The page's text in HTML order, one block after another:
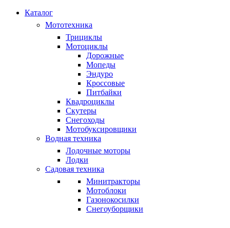
Каталог
Мототехника
Трициклы
Мотоциклы
Дорожные
Мопеды
Эндуро
Кроссовые
Питбайки
Квадроциклы
Скутеры
Снегоходы
Мотобуксировщики
Водная техника
Лодочные моторы
Лодки
Садовая техника
Минитракторы
Мотоблоки
Газонокосилки
Снегоуборщики